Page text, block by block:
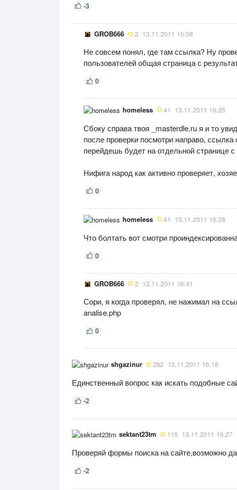
-3
GROB666 2 13.11.2011 15:58
Не совсем понял, где там ссылка? Ну
пользователей общая страница с
0
homeless 41 13.11.2011 16:25
Сбоку справа твоя _masterdle.ru я и то
после проверки посмотри направо,
перейдешь будет на отдельной странице с
Нифига народ как активно проверяет,
0
homeless 41 13.11.2011 16:28
Что болтать вот смотри
0
GROB666 2 13.11.2011 16:41
Сори, я когда проверял, не нажимал на
analise.php
0
shgazinur 282 13.11.2011 16:18
Единственный вопрос как искать подобные
-2
sektant23tm 115 13.11.2011 16:27
Проверяй формы поиска на сайте,возможно
-2